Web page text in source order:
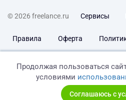
© 2026 freelance.ru Сервисы
Правила Оферта
Продолжая пользоваться
условиями
Соглашаюсь с